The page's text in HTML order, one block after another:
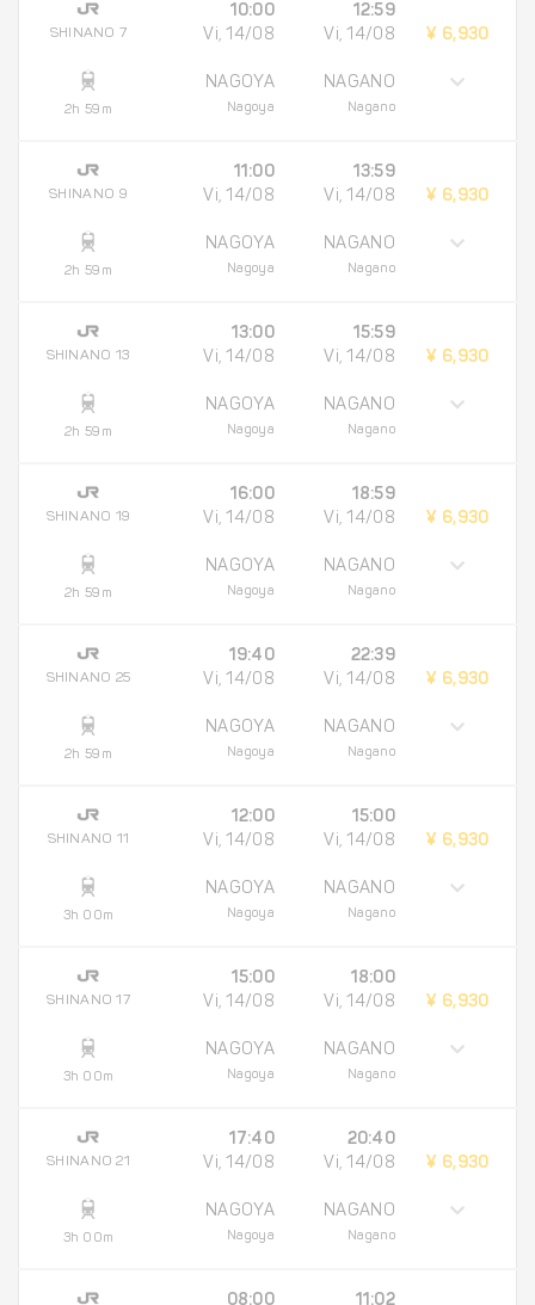
SHINANO 7
2h 59m
10:00
Vi, 14/08
NAGOYA
Nagoya
12:59
Vi, 14/08
NAGANO
Nagano
¥ 6,930
SHINANO 9
2h 59m
11:00
Vi, 14/08
NAGOYA
Nagoya
13:59
Vi, 14/08
NAGANO
Nagano
¥ 6,930
SHINANO 13
2h 59m
13:00
Vi, 14/08
NAGOYA
Nagoya
15:59
Vi, 14/08
NAGANO
Nagano
¥ 6,930
SHINANO 19
2h 59m
16:00
Vi, 14/08
NAGOYA
Nagoya
18:59
Vi, 14/08
NAGANO
Nagano
¥ 6,930
SHINANO 25
2h 59m
19:40
Vi, 14/08
NAGOYA
Nagoya
22:39
Vi, 14/08
NAGANO
Nagano
¥ 6,930
SHINANO 11
3h 00m
12:00
Vi, 14/08
NAGOYA
Nagoya
15:00
Vi, 14/08
NAGANO
Nagano
¥ 6,930
SHINANO 17
3h 00m
15:00
Vi, 14/08
NAGOYA
Nagoya
18:00
Vi, 14/08
NAGANO
Nagano
¥ 6,930
SHINANO 21
3h 00m
17:40
Vi, 14/08
NAGOYA
Nagoya
20:40
Vi, 14/08
NAGANO
Nagano
¥ 6,930
08:00 11:02